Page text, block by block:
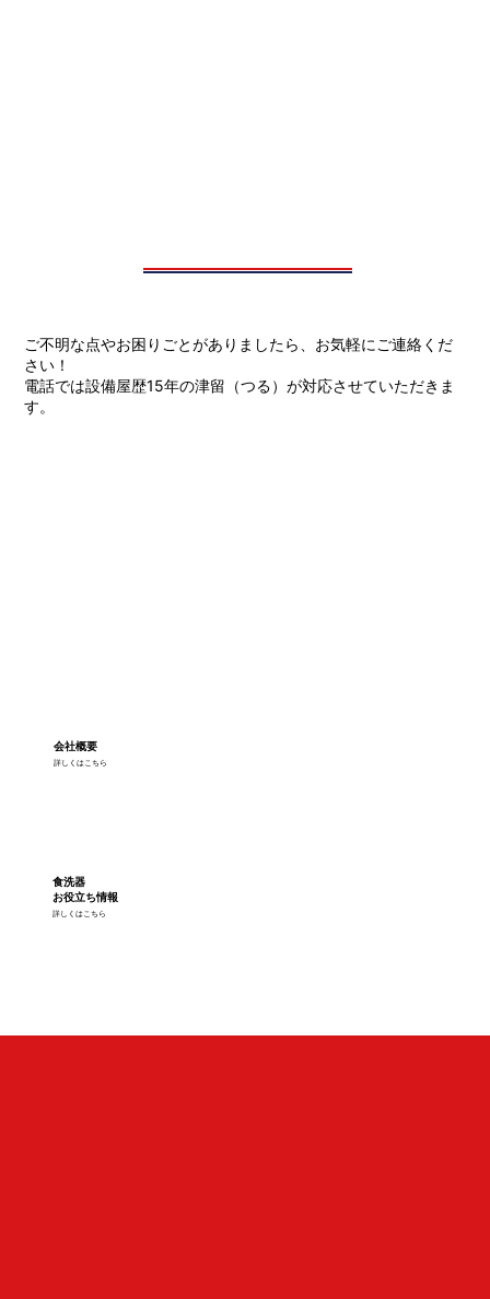
ご不明な点やお困りごとがありましたら、お気軽にご連絡くだ
さい！
電話では設備屋歴15年の津留（つる）が対応させていただきま
す。
詳しくはこちら
会社概要
詳しくはこちら
食洗器
お役立ち情報